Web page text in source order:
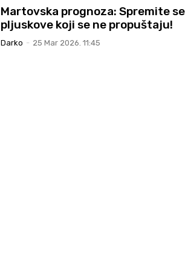
Martovska prognoza: Spremite se
pljuskove koji se ne propuštaju!
Darko - 25 Mar 2026. 11:45